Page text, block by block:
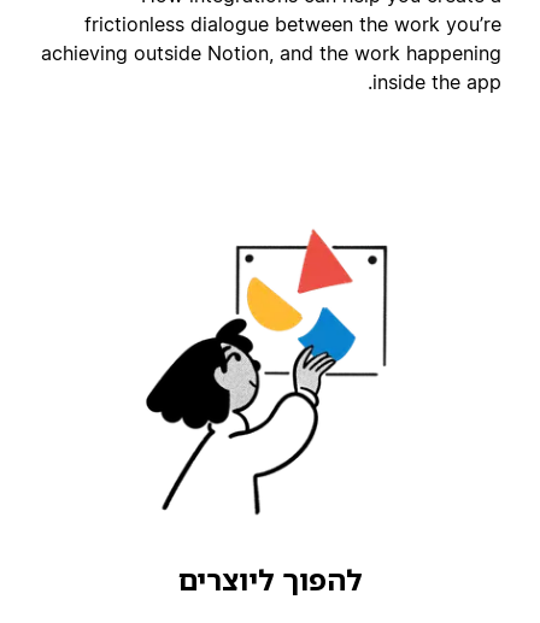
frictionless dialogue between the work
achieving outside Notion, and the work
inside the
להפוך ליוצרים